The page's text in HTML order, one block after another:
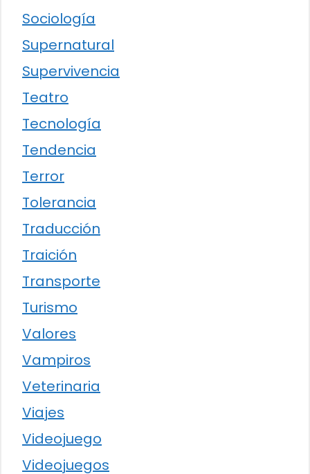
Sociología
Supernatural
Supervivencia
Teatro
Tecnología
Tendencia
Terror
Tolerancia
Traducción
Traición
Transporte
Turismo
Valores
Vampiros
Veterinaria
Viajes
Videojuego
Videojuegos